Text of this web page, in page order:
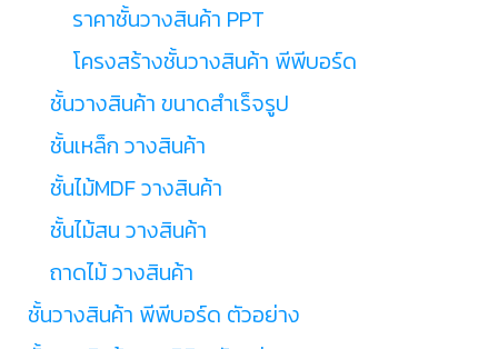
ราคาชั้นวางสินค้า PPT
โครงสร้างชั้นวางสินค้า พีพีบอร์ด
ชั้นวางสินค้า ขนาดสำเร็จรูป
ชั้นเหล็ก วางสินค้า
ชั้นไม้MDF วางสินค้า
ชั้นไม้สน วางสินค้า
ถาดไม้ วางสินค้า
ชั้นวางสินค้า พีพีบอร์ด ตัวอย่าง